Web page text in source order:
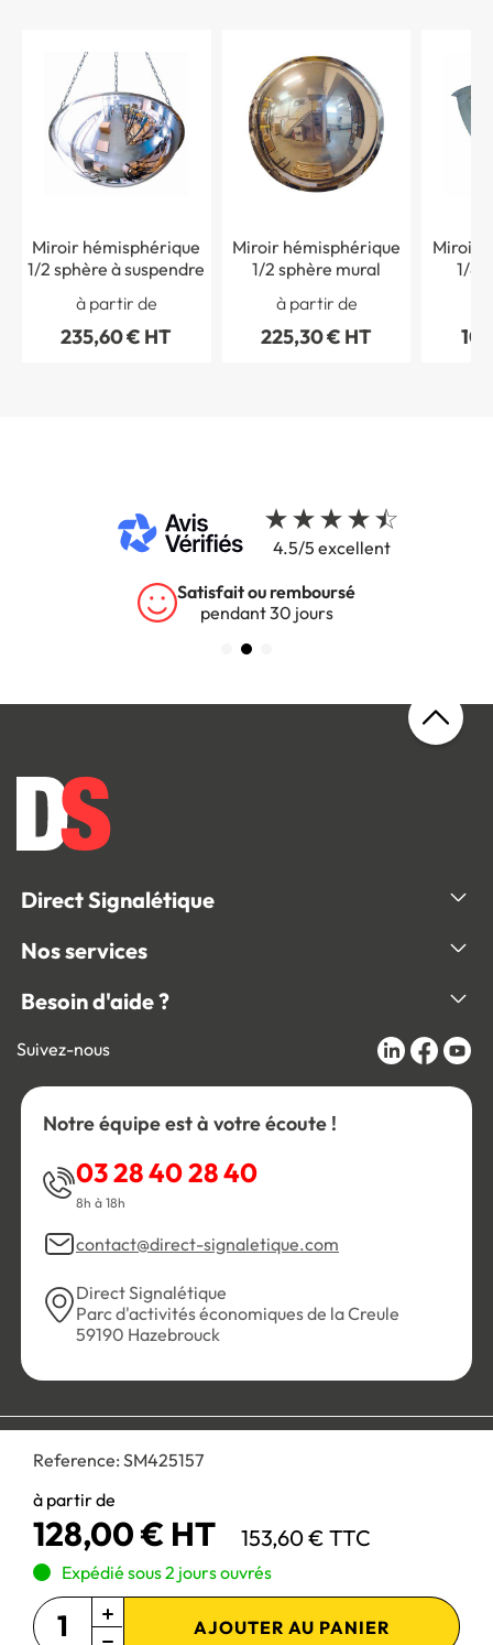
Reference: SM425157
à partir de
128,00 € HT 153,60 € TTC
Expédié sous 2 jours ouvrés
AJOUTER AU PANIER
Miroir hémisphérique
1/2 sphère à suspendre
à partir de
235,60 € HT
Miroir hémisphérique
1/2 sphère mural
à partir de
225,30 € HT
Miroir
1/8
4.5/5 excellent
Satisfait ou remboursé
pendant 30 jours
Direct Signalétique
Nos services
Besoin d'aide ?
Suivez-nous
Notre équipe est à votre écoute !
03 28 40 28 40
8h à 18h
contact@direct-signaletique.com
Direct Signalétique
Parc d'activités économiques de la Creule
59190 Hazebrouck
Personnaliser les cookies
Paiement 100% sécurisé :
Site réservé aux professionnels